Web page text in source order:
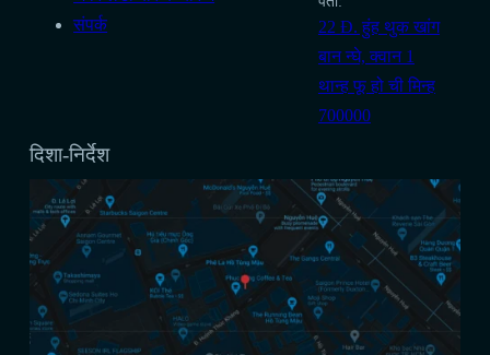
संपर्क
22 Đ. हुंह थुक खांग
बान न्घे, क्वान 1
थान्ह फू हो ची मिन्ह
700000
दिशा-निर्देश